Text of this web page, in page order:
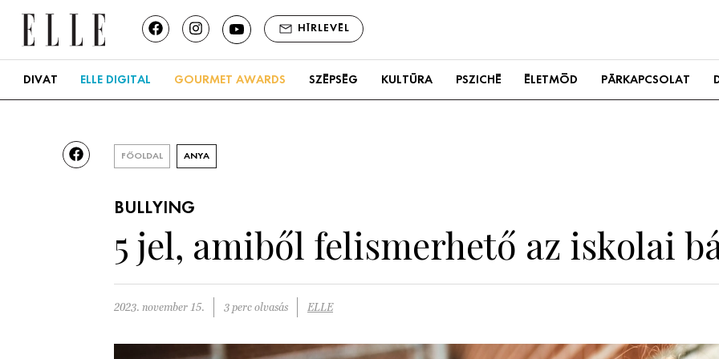
HÍRLEVÉL
DIVAT ELLE DIGITAL GOURMET AWARDS SZÉPSÉG KULTÚRA PSZICHÉ ÉLETMÓD PÁRKAPCSOLAT
FŐOLDAL ANYA
BULLYING
5 jel, amiből felismerhető az iskolai
2023. november 15. 3 perc olvasás ELLE